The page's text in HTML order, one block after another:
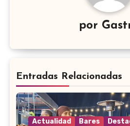
por
Entradas Relacionadas
Actualidad Bares